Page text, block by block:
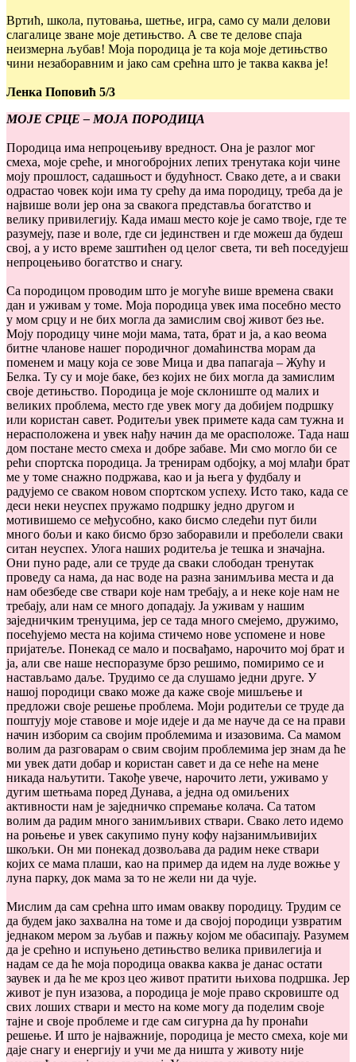
Вртић, школа, путовања, шетње, игра, само су мали делови
слагалице зване моје детињство. А све те делове спаја
неизмерна љубав! Моја породица је та која моје детињство
чини незаборавним и јако сам срећна што је таква каква је!
Ленка Поповић 5/3
МОЈЕ СРЦЕ – МОЈА ПОРОДИЦА
Породица има непроцењиву вредност. Она је разлог мог
смеха, моје среће, и многобројних лепих тренутака који чине
моју прошлост, садашњост и будућност. Свако дете, а и сваки
одрастао човек који има ту срећу да има породицу, треба да је
највише воли јер она за свакога представља богатство и
велику привилегију. Када имаш место које је само твоје, где те
разумеју, пазе и воле, где си јединствен и где можеш да будеш
свој, а у исто време заштићен од целог света, ти већ поседујеш
непроцењиво богатство и снагу.
Са породицом проводим што је могуће више времена сваки
дан и уживам у томе. Моја породица увек има посебно место
у мом срцу и не бих могла да замислим свој живот без ње.
Моју породицу чине моји мама, тата, брат и ја, а као веома
битне чланове нашег породичног домаћинства морам да
поменем и мацу која се зове Мица и два папагаја – Жућу и
Белка. Ту су и моје баке, без којих не бих могла да замислим
своје детињство. Породица је моје склониште од малих и
великих проблема, место где увек могу да добијем подршку
или користан савет. Родитељи увек примете када сам тужна и
нерасположена и увек нађу начин да ме орасположе. Тада наш
дом постане место смеха и добре забаве. Ми смо могло би се
рећи спортска породица. Ја тренирам одбојку, а мој млађи брат
ме у томе снажно подржава, као и ја њега у фудбалу и
радујемо се сваком новом спортском успеху. Исто тако, када се
деси неки неуспех пружамо подршку једно другом и
мотивишемо се међусобно, како бисмо следећи пут били
много бољи и како бисмо брзо заборавили и преболели сваки
ситан неуспех. Улога наших родитеља је тешка и значајна.
Они пуно раде, али се труде да сваки слободан тренутак
проведу са нама, да нас воде на разна занимљива места и да
нам обезбеде све ствари које нам требају, а и неке које нам не
требају, али нам се много допадају. Ја уживам у нашим
заједничким тренуцима, јер се тада много смејемо, дружимо,
посећујемо места на којима стичемо нове успомене и нове
пријатеље. Понекад се мало и посвађамо, нарочито мој брат и
ја, али све наше неспоразуме брзо решимо, помиримо се и
настављамо даље. Трудимо се да слушамо једни друге. У
нашој породици свако може да каже своје мишљење и
предложи своје решење проблема. Моји родитељи се труде да
поштују моје ставове и моје идеје и да ме науче да се на прави
начин изборим са својим проблемима и изазовима. Са мамом
волим да разговарам о свим својим проблемима јер знам да ће
ми увек дати добар и користан савет и да се неће на мене
никада наљутити. Такође увече, нарочито лети, уживамо у
дугим шетњама поред Дунава, а једна од омиљених
активности нам је заједничко спремање колача. Са татом
волим да радим много занимљивих ствари. Свако лето идемо
на роњење и увек сакупимо пуну кофу најзанимљивијих
шкољки. Он ми понекад дозвољава да радим неке ствари
којих се мама плаши, као на пример да идем на луде вожње у
луна парку, док мама за то не жели ни да чује.
Мислим да сам срећна што имам овакву породицу. Трудим се
да будем јако захвална на томе и да својој породици узвратим
једнаком мером за љубав и пажњу којом ме обасипају. Разумем
да је срећно и испуњено детињство велика привилегија и
надам се да ће моја породица оваква каква је данас остати
заувек и да ће ме кроз цео живот пратити њихова подршка. Јер
живот је пун изазова, а породица је моје право скровиште од
свих лоших ствари и место на коме могу да поделим своје
тајне и своје проблеме и где сам сигурна да ћу пронаћи
решење. И што је најважније, породица је место смеха, које ми
даје снагу и енергију и учи ме да ништа у животу није